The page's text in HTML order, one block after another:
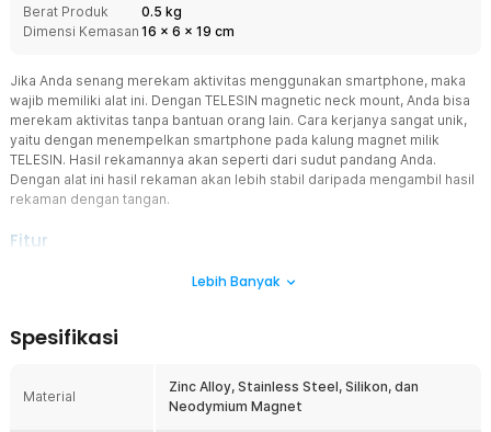
Berat Produk
0.5 kg
Dimensi Kemasan 16 x 6 x 19 cm
Jika Anda senang merekam aktivitas menggunakan smartphone, maka
wajib memiliki alat ini. Dengan TELESIN magnetic neck mount, Anda bisa
merekam aktivitas tanpa bantuan orang lain. Cara kerjanya sangat unik,
yaitu dengan menempelkan smartphone pada kalung magnet milik
TELESIN. Hasil rekamannya akan seperti dari sudut pandang Anda.
Dengan alat ini hasil rekaman akan lebih stabil daripada mengambil hasil
rekaman dengan tangan.
Fitur
pandang Anda. Ketika melakukan perjalanan, orang lain juga bisa
berolahraga dan merekam dengan magnetic mount ini, maka
penonton pun akan merasakan keseruannya.
Lebih Banyak
Spesifikasi
Material
Zinc Alloy, Stainless Steel, Silikon, dan
Neodymium Magnet